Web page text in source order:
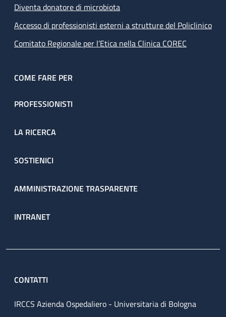
Diventa donatore di microbiota
Accesso di professionisti esterni a strutture del Policlinico
Comitato Regionale per l’Etica nella Clinica COREC
COME FARE PER
PROFESSIONISTI
LA RICERCA
SOSTIENICI
AMMINISTRAZIONE TRASPARENTE
INTRANET
CONTATTI
IRCCS Azienda Ospedaliero - Universitaria di Bologna